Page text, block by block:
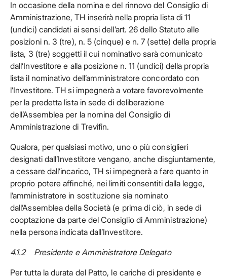
In occasione della nomina e del rinnovo del Consiglio di
Amministrazione, TH inserirà nella propria lista di 11
(undici) candidati ai sensi dell’art. 26 dello Statuto alle
posizioni n. 3 (tre), n. 5 (cinque) e n. 7 (sette) della propria
lista, 3 (tre) soggetti il cui nominativo sarà comunicato
dall’Investitore e alla posizione n. 11 (undici) della propria
lista il nominativo dell’amministratore concordato con
l’Investitore. TH si impegnerà a votare favorevolmente
per la predetta lista in sede di deliberazione
dell’Assemblea per la nomina del Consiglio di
Amministrazione di Trevifin.
Qualora, per qualsiasi motivo, uno o più consiglieri
designati dall’Investitore vengano, anche disgiuntamente,
a cessare dall’incarico, TH si impegnerà a fare quanto in
proprio potere affinché, nei limiti consentiti dalla legge,
l’amministratore in sostituzione sia nominato
dall’Assemblea della Società (e prima di ciò, in sede di
cooptazione da parte del Consiglio di Amministrazione)
nella persona indicata dall’Investitore.
4.1.2 Presidente e Amministratore Delegato
Per tutta la durata del Patto, le cariche di presidente e